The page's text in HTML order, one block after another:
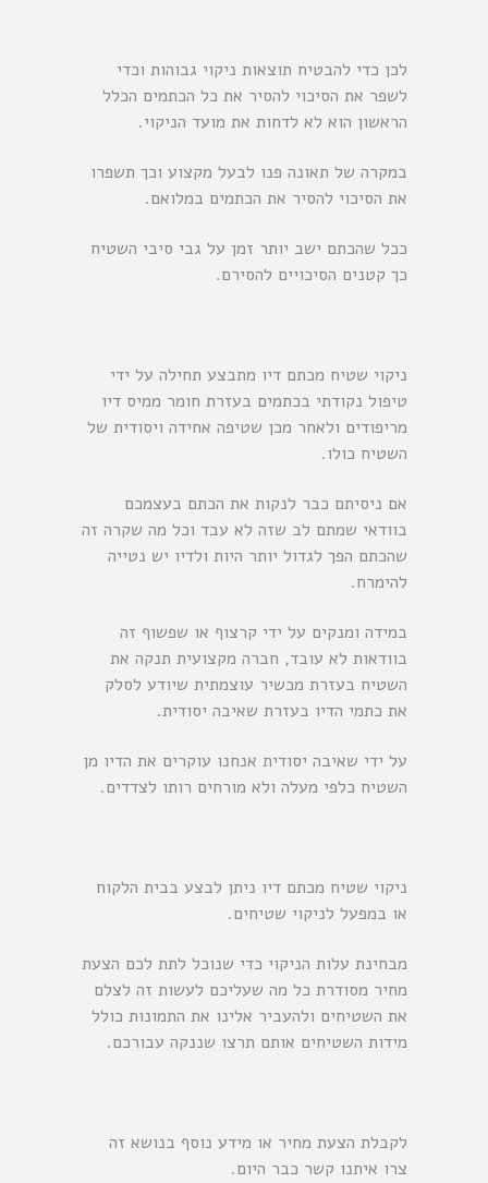
לכן כדי להבטיח תוצאות ניקוי גבוהות וכדי
לשפר את הסיכוי להסיר את כל הכתמים הכלל
הראשון הוא לא לדחות את מועד הניקוי.
במקרה של תאונה פנו לבעל מקצוע וכך תשפרו
את הסיכוי להסיר את הכתמים במלואם.
ככל שהכתם ישב יותר זמן על גבי סיבי השטיח
כך קטנים הסיכויים להסירם.
ניקוי שטיח מכתם דיו מתבצע תחילה על ידי
טיפול נקודתי בכתמים בעזרת חומר ממיס דיו
מריפודים ולאחר מכן שטיפה אחידה ויסודית של
השטיח כולו.
אם ניסיתם כבר לנקות את הכתם בעצמכם
בוודאי שמתם לב שזה לא עבד וכל מה שקרה זה
שהכתם הפך לגדול יותר היות ולדיו יש נטייה
להימרח.
במידה ומנקים על ידי קרצוף או שפשוף זה
בוודאות לא עובד, חברה מקצועית תנקה את
השטיח בעזרת מכשיר עוצמתית שיודע לסלק
את כתמי הדיו בעזרת שאיבה יסודית.
על ידי שאיבה יסודית אנחנו עוקרים את הדיו מן
השטיח כלפי מעלה ולא מורחים רותו לצדדים.
ניקוי שטיח מכתם דיו ניתן לבצע בבית הלקוח
או במפעל לניקוי שטיחים.
מבחינת עלות הניקוי כדי שנוכל לתת לכם הצעת
מחיר מסודרת כל מה שעליכם לעשות זה לצלם
את השטיחים ולהעביר אלינו את התמונות כולל
מידות השטיחים אותם תרצו שננקה עבורכם.
לקבלת הצעת מחיר או מידע נוסף בנושא זה
צרו איתנו קשר כבר היום.